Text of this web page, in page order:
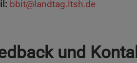
bbit@landtag.ltsh.de
und